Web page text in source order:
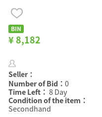
BIN
¥ 8,182
Seller：
Number of Bid： 0
Time Left： 8 Day
Condition of the item：
Secondhand